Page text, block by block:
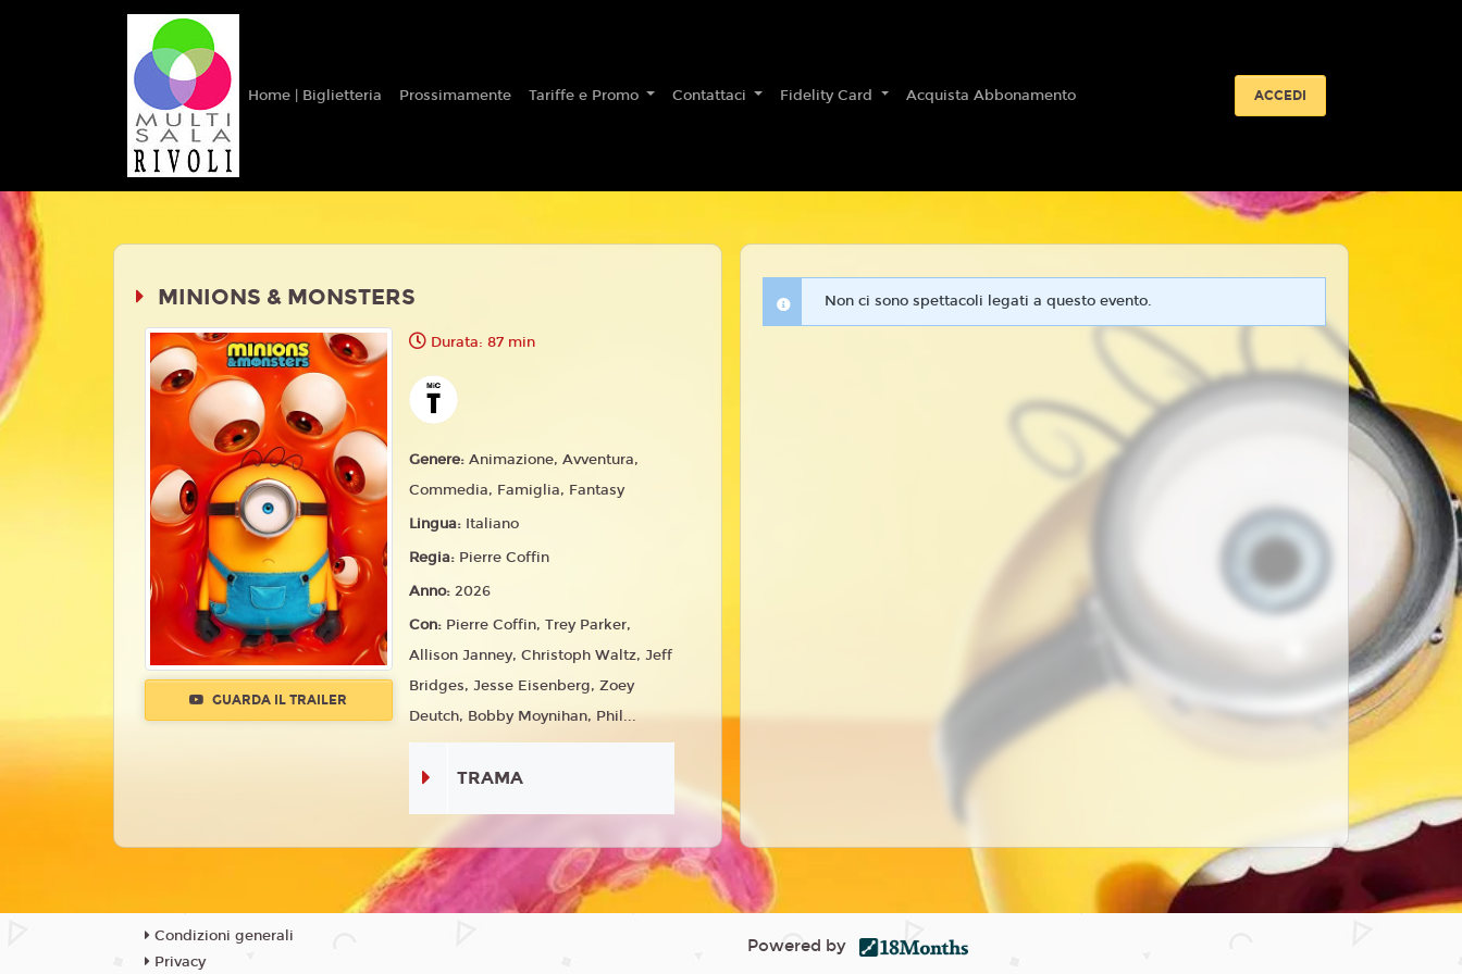
Home | Biglietteria Prossimamente Tariffe e Promo Contattaci Fidelity Card Acquista Abbonamento ACCEDI
MINIONS & MONSTERS
GUARDA IL TRAILER
Durata: 87 min
Genere:Animazione, Avventura,
Commedia, Famiglia, Fantasy
Lingua: Italiano
Regia: Pierre Coffin
Anno:2026
Con: Pierre Coffin, Trey Parker,
Allison Janney, Christoph Waltz, Jeff
Bridges, Jesse Eisenberg, Zoey
Deutch, Bobby Moynihan, Phil...
TRAMA
Non ci sono spettacoli legati a questo evento.
Condizioni generali
Privacy
Powered by